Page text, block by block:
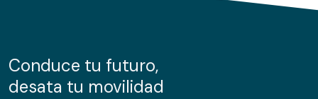
información sobre el uso que haga del sitio web con
nuestros partners de redes sociales, publicidad y análisis
Conduce tu futuro,
desata tu movilidad